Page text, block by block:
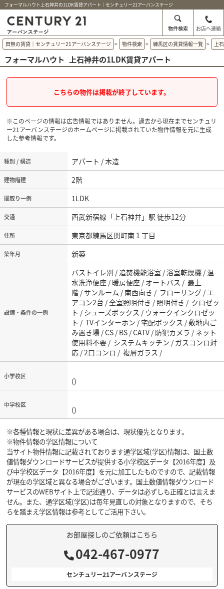
フォーマルハウト上石神井の1LDK賃貸アパート｜センチュリー21アーバンステージ
物件検索 お店へ連絡
田無の賃貸｜センチュリー21アーバンステージ > 物件検索 > 練馬区の賃貸情報一覧 > 上
フォーマルハウト 上石神井の1LDK賃貸アパート
こちらの物件は掲載が終了しています。
※このページの情報は広告情報ではありません。過去から現在までセンチュリ
ー21アーバンステージのホームぺージに掲載されていた物件情報を元に生成
した参考情報です。
種別 / 構造 アパート / 木造
建物階建 2階
間取り一例 1LDK
交通 西武新宿線「上石神井」駅 徒歩12分
住所 東京都練馬区関町南１丁目
築年月 新築
設備・条件の一例
バストイレ別 / 追焚機能浴室 / 浴室乾燥機 / 温
水洗浄便座 / 暖房便座 / オートバス / 最上
階 / サンルーム / 南西向き / フローリング / エ
アコン2台 / 全室照明付き / 照明付き / クロゼッ
ト / シューズボックス / ウォークインクロゼッ
ト / TVインターホン / 宅配ボックス / 敷地内ご
み置き場 / CS / BS / CATV / 防犯カメラ / ネット
使用料不要 / システムキッチン / ガスコンロ対
応 / 2口コンロ / 複層ガラス /
小学校区 ()
中学校区 ()
※各種情報と現状に差異がある場合は、現状優先となります。
※物件情報の学区情報について
当サイト物件情報に記載されております通学区域(学区)情報は、国土数
値情報ダウンロードサービスが提供する小学校区データ【2016年度】及
び中学校区データ【2016年度】を元に加工したものですので、記載情報
が現在の学区域と異なる場合がございます。国土数値情報ダウンロード
サービスのWEBサイト上で記述通り、データは必ずしも正確とは言えま
せん。また、通学区域(学区)は毎年見直しの対象となりますので、そち
らを踏まえ学区情報は参考としてご活用下さい。
お部屋探しのご依頼はこちら
042-467-0977
センチュリー21アーバンステージ